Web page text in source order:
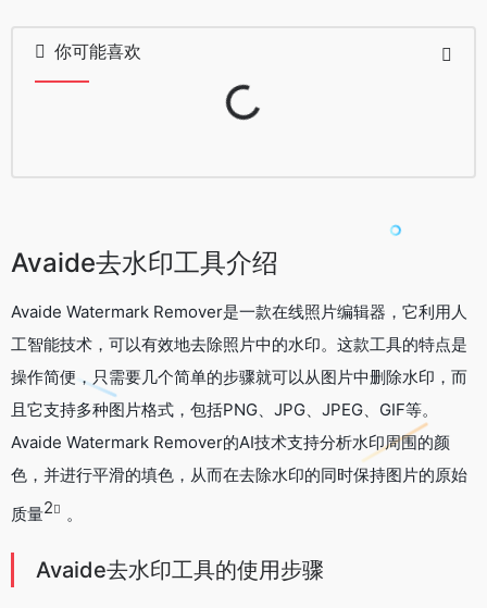
你可能喜欢
Loading...
Avaide去水印工具介绍
Avaide Watermark Remover是一款在线照片编辑器，它利用人
工智能技术，可以有效地去除照片中的水印。这款工具的特点是
操作简便，只需要几个简单的步骤就可以从图片中删除水印，而
且它支持多种图片格式，包括PNG、JPG、JPEG、GIF等。
Avaide Watermark Remover的AI技术支持分析水印周围的颜
色，并进行平滑的填色，从而在去除水印的同时保持图片的原始
质量2 。
Avaide去水印工具的使用步骤